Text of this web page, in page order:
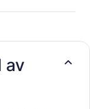
qui si occupa
prodotti
olio e vino a
av